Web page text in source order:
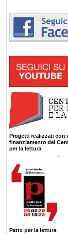
Progetti realizzati con
finanziamento del
per la lettura
Patto per la lettura